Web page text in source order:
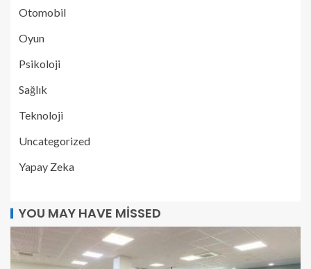
Otomobil
Oyun
Psikoloji
Sağlık
Teknoloji
Uncategorized
Yapay Zeka
YOU MAY HAVE MISSED